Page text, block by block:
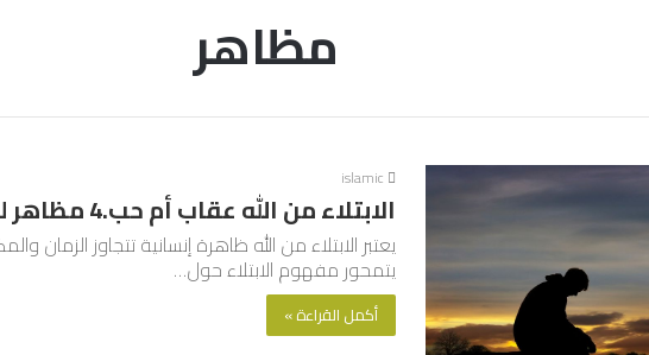
مظاهر
islamic
الابتلاء من الله عقاب أم حب.4 مظاهر للابتلاء
يعتبر الابتلاء من الله ظاهرة إنسانية تتجاوز الزمان
يتمحور مفهوم الابتلاء حول…
أكمل القراءة »